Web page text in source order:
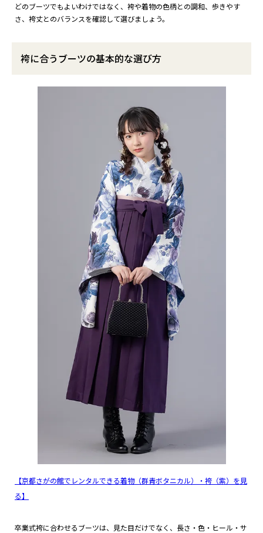
どのブーツでもよいわけではなく、袴や着物の色柄との調和、歩きやす
さ、袴丈とのバランスを確認して選びましょう。
袴に合うブーツの基本的な選び方
【京都さがの館でレンタルできる着物（群青ボタニカル）・袴（紫）を見
る】
卒業式袴に合わせるブーツは、見た目だけでなく、長さ・色・ヒール・サ